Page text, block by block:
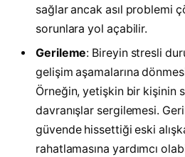
sağlar ancak asıl problemi
sorunlara yol açabilir.
Gerileme: Bireyin stresli
gelişim aşamalarına
Örneğin, yetişkin bir kişinin
davranışlar sergilemesi.
güvende hissettiği eski
rahatlamasına yardımcı